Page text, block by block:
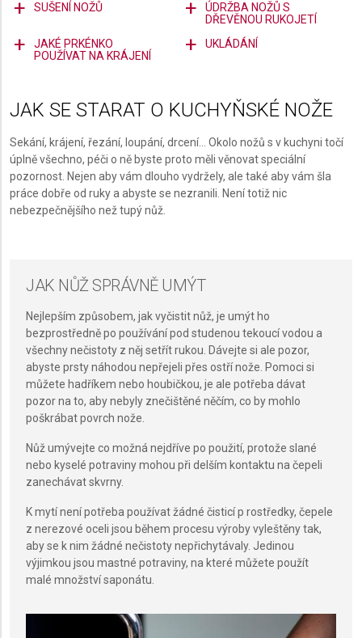
SUŠENÍ NOŽŮ
ÚDRŽBA NOŽŮ S
DŘEVĚNOU RUKOJETÍ
JAKÉ PRKÉNKO
POUŽÍVAT NA KRÁJENÍ
UKLÁDÁNÍ
JAK SE STARAT O KUCHYŇSKÉ NOŽE
Sekání, krájení, řezání, loupání, drcení… Okolo nožů s v kuchyni točí
úplně všechno, péči o ně byste proto měli věnovat speciální
pozornost. Nejen aby vám dlouho vydržely, ale také aby vám šla
práce dobře od ruky a abyste se nezranili. Není totiž nic
nebezpečnějšího než tupý nůž.
JAK NŮŽ SPRÁVNĚ UMÝT
Nejlepším způsobem, jak vyčistit nůž, je umýt ho
bezprostředně po používání pod studenou tekoucí vodou a
všechny nečistoty z něj setřít rukou. Dávejte si ale pozor,
abyste prsty náhodou nepřejeli přes ostří nože. Pomoci si
můžete hadříkem nebo houbičkou, je ale potřeba dávat
pozor na to, aby nebyly znečištěné něčím, co by mohlo
poškrábat povrch nože.
Nůž umývejte co možná nejdříve po použití, protože slané
nebo kyselé potraviny mohou při delším kontaktu na čepeli
zanechávat skvrny.
K mytí není potřeba používat žádné čisticí p rostředky, čepele
z nerezové oceli jsou během procesu výroby vyleštěny tak,
aby se k nim žádné nečistoty nepřichytávaly. Jedinou
výjimkou jsou mastné potraviny, na které můžete použít
malé množství saponátu.